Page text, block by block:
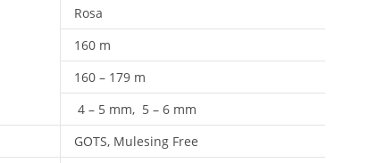
Rosa
160 m
160 – 179 m
4 – 5 mm, 5 – 6 mm
GOTS, Mulesing Free